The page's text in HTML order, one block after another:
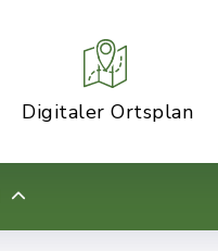
Digitaler Ortsplan